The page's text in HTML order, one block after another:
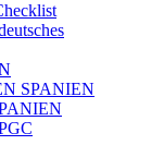
SPANIEN